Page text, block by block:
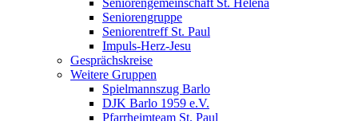
Seniorengruppe
Seniorentreff St. Paul
Impuls-Herz-Jesu
Gesprächskreise
Weitere Gruppen
Spielmannszug Barlo
DJK Barlo 1959 e.V.
Pfarrheimteam St. Paul